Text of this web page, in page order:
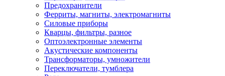
Предохранители
Ферриты, магниты, электромагниты
Силовые приборы
Кварцы, фильтры, разное
Оптоэлектронные элементы
Акустические компоненты
Трансформаторы, умножители
Переключатели, тумблера